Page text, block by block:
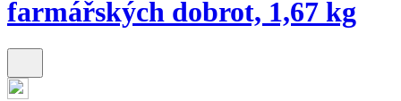
farmářských dobrot, 1,67 kg